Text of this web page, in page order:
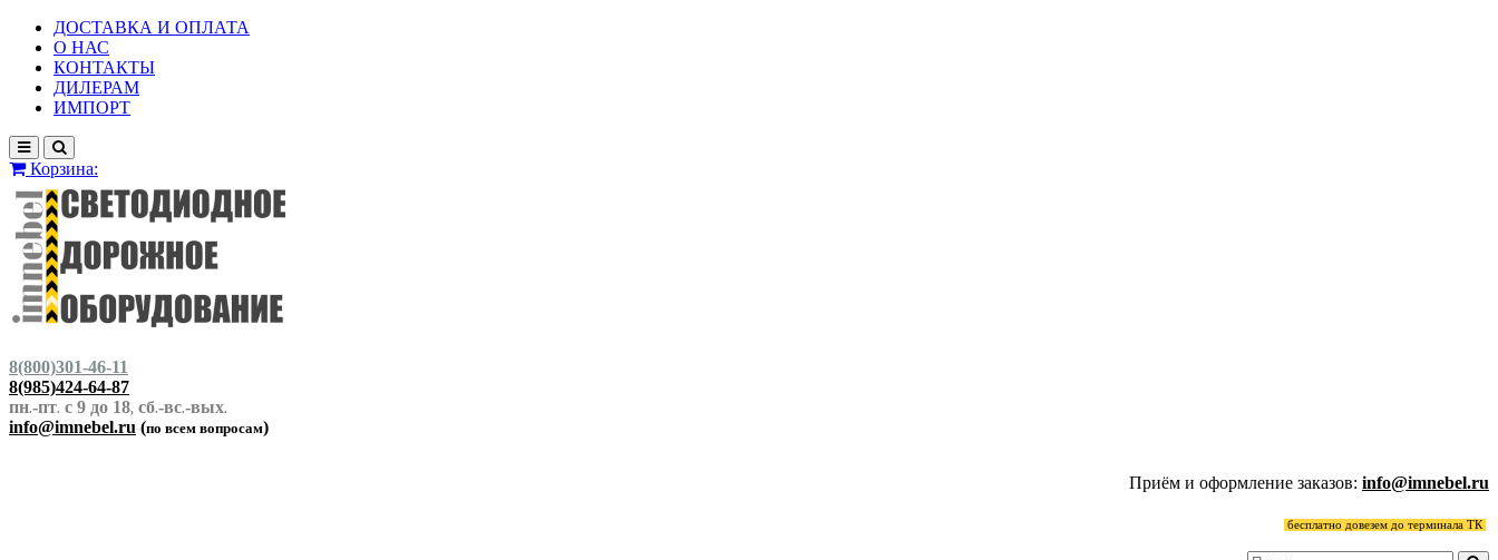
ДОСТАВКА И ОПЛАТА
О НАС
КОНТАКТЫ
ДИЛЕРАМ
ИМПОРТ
Корзина:
8(800)301-46-11
8(985)424-64-87
пн.-пт. с 9 до 18, сб.-вс.-вых.
info@imnebel.ru (по всем вопросам)
Приём и оформление заказов: info@imnebel.ru
бесплатно довезем до терминала ТК